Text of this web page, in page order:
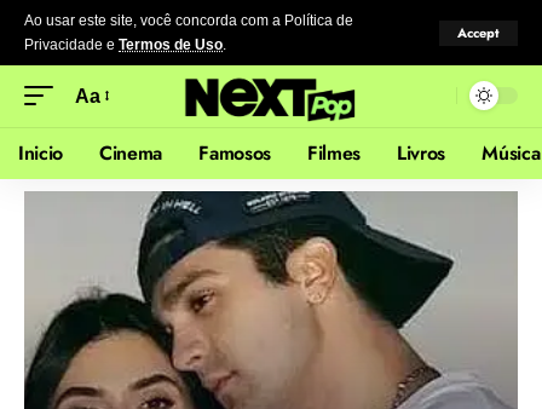
Ao usar este site, você concorda com a Política de
Privacidade e Termos de Uso.
Accept
Aa
Inicio Cinema Famosos Filmes Livros Música